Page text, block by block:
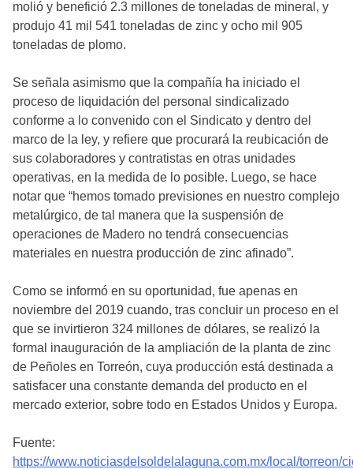
molió y benefició 2.3 millones de toneladas de mineral, y
produjo 41 mil 541 toneladas de zinc y ocho mil 905
toneladas de plomo.
Se señala asimismo que la compañía ha iniciado el
proceso de liquidación del personal sindicalizado
conforme a lo convenido con el Sindicato y dentro del
marco de la ley, y refiere que procurará la reubicación de
sus colaboradores y contratistas en otras unidades
operativas, en la medida de lo posible. Luego, se hace
notar que “hemos tomado previsiones en nuestro complejo
metalúrgico, de tal manera que la suspensión de
operaciones de Madero no tendrá consecuencias
materiales en nuestra producción de zinc afinado”.
Como se informó en su oportunidad, fue apenas en
noviembre del 2019 cuando, tras concluir un proceso en el
que se invirtieron 324 millones de dólares, se realizó la
formal inauguración de la ampliación de la planta de zinc
de Peñoles en Torreón, cuya producción está destinada a
satisfacer una constante demanda del producto en el
mercado exterior, sobre todo en Estados Unidos y Europa.
Fuente:
https://www.noticiasdelsoldelalaguna.com.mx/local/torreon/